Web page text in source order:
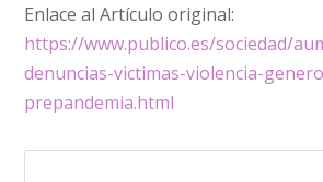
Enlace al Artículo original:
https://www.publico.es/sociedad/
denuncias-victimas-violencia-
prepandemia.html